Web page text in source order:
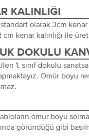
KALINLIĞI
olarak 3cm kenar
kenar kalınlığı ile
DOKULU
1. sınıf dokulu
Ömür boyu
ömür boyu
göründüğü gibi